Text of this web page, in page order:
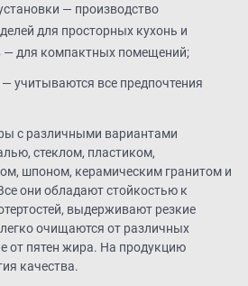
— производство
для просторных кухонь и
— для компактных помещений;
учитываются все предпочтения
с различными вариантами
стеклом, пластиком,
шпоном, керамическим гранитом и
они обладают стойкостью к
выдерживают резкие
очищаются от различных
от пятен жира. На продукцию
качества.